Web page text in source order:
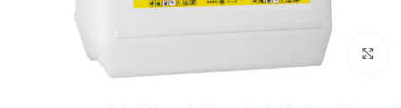
Click to enlarge